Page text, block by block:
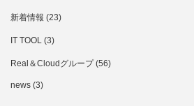
新着情報 (23)
IT TOOL (3)
Real＆Cloudグループ(56)
news (3)